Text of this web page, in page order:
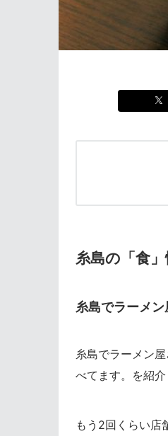
糸島の「食
糸島でラーメン
糸島でラーメン
べてます。を紹介
もう2回くらい店